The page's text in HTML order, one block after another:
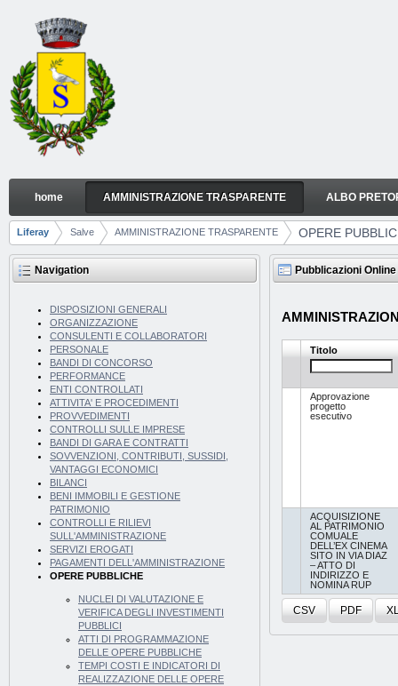
Skip to Content
OPERE PUBBLICHE
Navigation
home AMMINISTRAZIONE TRASPARENTE ALBO
Breadcrumbs
Liferay Salve AMMINISTRAZIONE TRASPARENTE OPERE
Navigation
DISPOSIZIONI GENERALI
ORGANIZZAZIONE
CONSULENTI E COLLABORATORI
PERSONALE
BANDI DI CONCORSO
PERFORMANCE
ENTI CONTROLLATI
ATTIVITA' E PROCEDIMENTI
PROVVEDIMENTI
CONTROLLI SULLE IMPRESE
BANDI DI GARA E CONTRATTI
SOVVENZIONI, CONTRIBUTI, SUSSIDI,
VANTAGGI ECONOMICI
BILANCI
BENI IMMOBILI E GESTIONE
PATRIMONIO
CONTROLLI E RILIEVI
SULL'AMMINISTRAZIONE
SERVIZI EROGATI
PAGAMENTI DELL'AMMINISTRAZIONE
OPERE PUBBLICHE
NUCLEI DI VALUTAZIONE E
VERIFICA DEGLI INVESTIMENTI
PUBBLICI
ATTI DI PROGRAMMAZIONE
DELLE OPERE PUBBLICHE
TEMPI COSTI E INDICATORI DI
REALIZZAZIONE DELLE OPERE
Pubblicazioni Online
Titolo
Approvazione
progetto
esecutivo
ACQUISIZIONE
AL PATRIMONIO
COMUALE
DELL’EX CINEMA
SITO IN VIA DIAZ
– ATTO DI
INDIRIZZO E
NOMINA RUP
CSV PDF